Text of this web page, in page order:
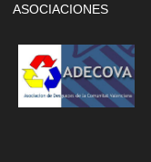
ASOCIACIONES